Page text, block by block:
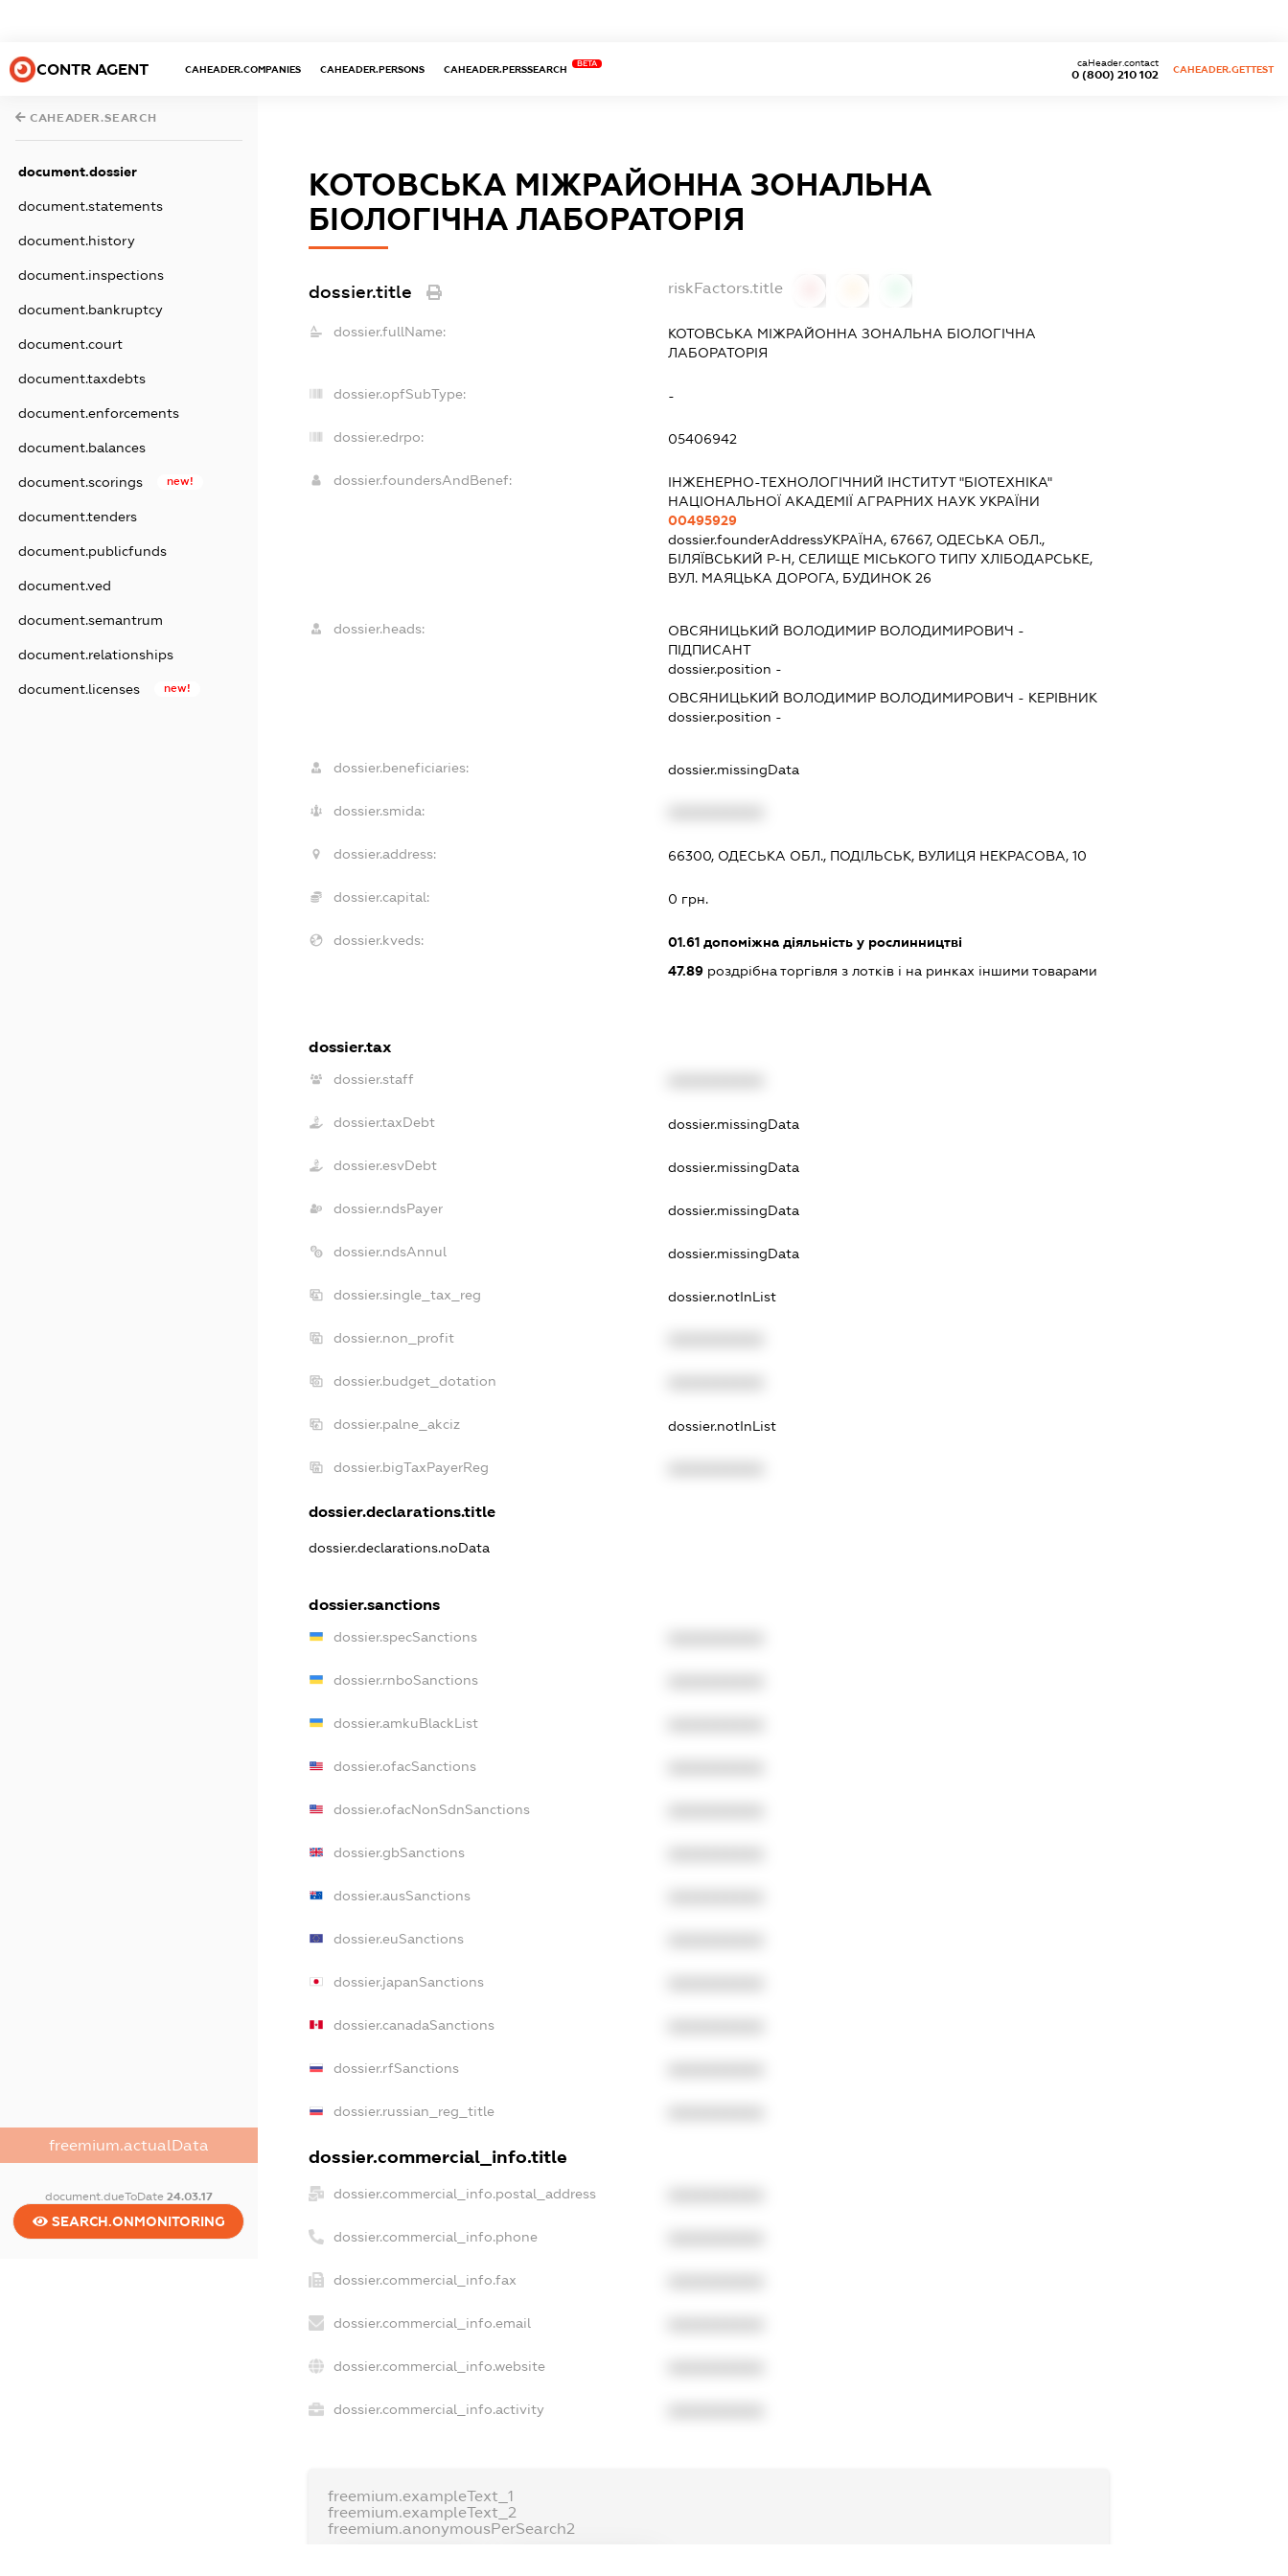
CONTR AGENT CAHEADER.COMPANIES CAHEADER.PERSONS CAHEADER.PERSSEARCH
BETA
0 (800) 210 102
caHeader.contact
CAHEADER.GETTEST
CAHEADER.SEARCH
document.dossier
document.statements
document.history
document.inspections
document.bankruptcy
document.court
document.taxdebts
document.enforcements
document.balances
document.scorings new!
document.tenders
document.publicfunds
document.ved
document.semantrum
document.relationships
document.licenses new!
freemium.actualData
document.dueToDate 24.03.17
SEARCH.ONMONITORING
КОТОВСЬКА МІЖРАЙОННА ЗОНАЛЬНА
БІОЛОГІЧНА ЛАБОРАТОРІЯ
dossier.title riskFactors.title
dossier.fullName:
КОТОВСЬКА МІЖРАЙОННА ЗОНАЛЬНА БІОЛОГІЧНА
ЛАБОРАТОРІЯ
dossier.opfSubType: -
dossier.edrpo: 05406942
dossier.foundersAndBenef:
ІНЖЕНЕРНО-ТЕХНОЛОГІЧНИЙ ІНСТИТУТ "БІОТЕХНІКА"
НАЦІОНАЛЬНОЇ АКАДЕМІЇ АГРАРНИХ НАУК УКРАЇНИ
00495929
dossier.founderAddressУКРАЇНА, 67667, ОДЕСЬКА ОБЛ.,
БІЛЯЇВСЬКИЙ Р-Н, СЕЛИЩЕ МІСЬКОГО ТИПУ ХЛІБОДАРСЬКЕ,
ВУЛ. МАЯЦЬКА ДОРОГА, БУДИНОК 26
dossier.heads: ОВСЯНИЦЬКИЙ ВОЛОДИМИР ВОЛОДИМИРОВИЧ -
ПІДПИСАНТ
dossier.position -
ОВСЯНИЦЬКИЙ ВОЛОДИМИР ВОЛОДИМИРОВИЧ - КЕРІВНИК
dossier.position -
dossier.beneficiaries: dossier.missingData
dossier.smida:
dossier.address: 66300, ОДЕСЬКА ОБЛ., ПОДІЛЬСЬК, ВУЛИЦЯ НЕКРАСОВА, 10
dossier.capital: 0 грн.
dossier.kveds: 01.61 допоміжна діяльність у рослинництві
47.89 роздрібна торгівля з лотків і на ринках іншими товарами
dossier.tax
dossier.staff
dossier.taxDebt dossier.missingData
dossier.esvDebt dossier.missingData
dossier.ndsPayer dossier.missingData
dossier.ndsAnnul dossier.missingData
dossier.single_tax_reg dossier.notInList
dossier.non_profit
dossier.budget_dotation
dossier.palne_akciz dossier.notInList
dossier.bigTaxPayerReg
dossier.declarations.title
dossier.declarations.noData
dossier.sanctions
dossier.specSanctions
dossier.rnboSanctions
dossier.amkuBlackList
dossier.ofacSanctions
dossier.ofacNonSdnSanctions
dossier.gbSanctions
dossier.ausSanctions
dossier.euSanctions
dossier.japanSanctions
dossier.canadaSanctions
dossier.rfSanctions
dossier.russian_reg_title
dossier.commercial_info.title
dossier.commercial_info.postal_address
dossier.commercial_info.phone
dossier.commercial_info.fax
dossier.commercial_info.email
dossier.commercial_info.website
dossier.commercial_info.activity
freemium.exampleText_1
freemium.exampleText_2
freemium.anonymousPerSearch2